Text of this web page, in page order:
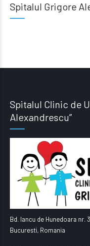
Spitalul Grigore
Spitalul Clinic de
Alexandrescu”
Bd. Iancu de Hunedoara nr.
Bucuresti, Romania